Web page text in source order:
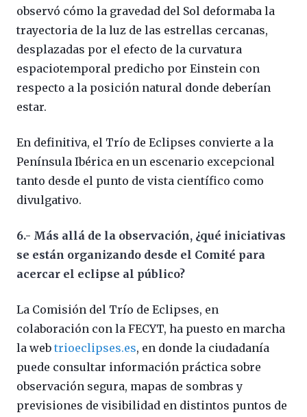
observó cómo la gravedad del Sol deformaba la
trayectoria de la luz de las estrellas cercanas,
desplazadas por el efecto de la curvatura
espaciotemporal predicho por Einstein con
respecto a la posición natural donde deberían
estar.
En definitiva, el Trío de Eclipses convierte a la
Península Ibérica en un escenario excepcional
tanto desde el punto de vista científico como
divulgativo.
6.- Más allá de la observación, ¿qué iniciativas
se están organizando desde el Comité para
acercar el eclipse al público?
La Comisión del Trío de Eclipses, en
colaboración con la FECYT, ha puesto en marcha
la web trioeclipses.es, en donde la ciudadanía
puede consultar información práctica sobre
observación segura, mapas de sombras y
previsiones de visibilidad en distintos puntos de